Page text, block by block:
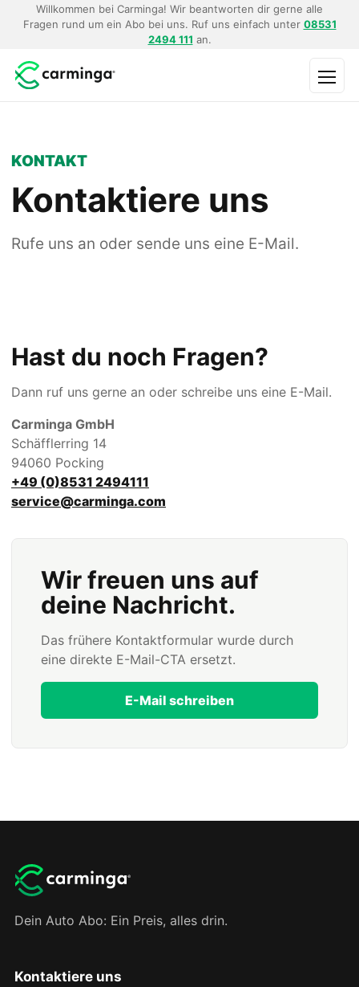
Willkommen bei Carminga! Wir beantworten dir gerne alle
Fragen rund um ein Abo bei uns. Ruf uns einfach unter 08531
2494 111 an.
KONTAKT
Kontaktiere uns
Rufe uns an oder sende uns eine E-Mail.
Hast du noch Fragen?
Dann ruf uns gerne an oder schreibe uns eine E-Mail.
Carminga GmbH
Schäfflerring 14
94060 Pocking
+49 (0)8531 2494111
service@carminga.com
Wir freuen uns auf
deine Nachricht.
Das frühere Kontaktformular wurde durch
eine direkte E-Mail-CTA ersetzt.
E-Mail schreiben
Dein Auto Abo: Ein Preis, alles drin.
Kontaktiere uns